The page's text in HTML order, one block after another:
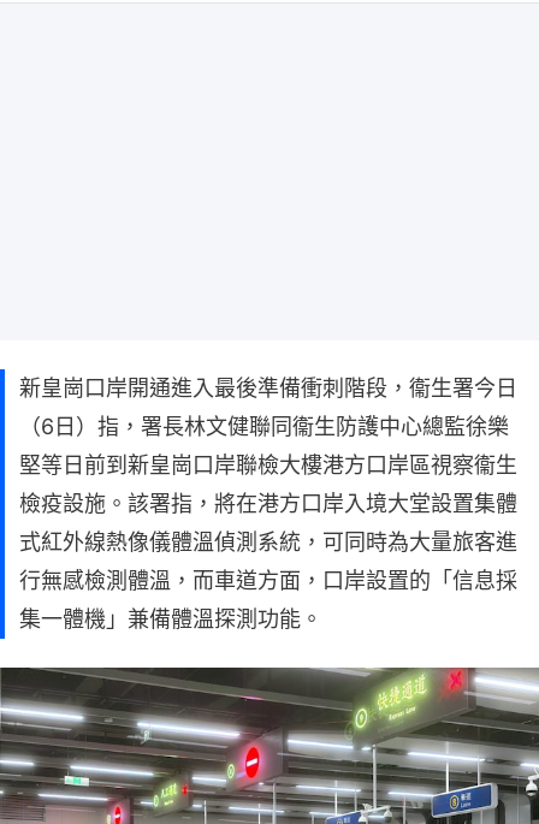
新皇崗口岸開通進入最後準備衝刺階段，衞生署今日
（6日）指，署長林文健聯同衞生防護中心總監徐樂
堅等日前到新皇崗口岸聯檢大樓港方口岸區視察衞生
檢疫設施。該署指，將在港方口岸入境大堂設置集體
式紅外線熱像儀體溫偵測系統，可同時為大量旅客進
行無感檢測體溫，而車道方面，口岸設置的「信息採
集一體機」兼備體溫探測功能。